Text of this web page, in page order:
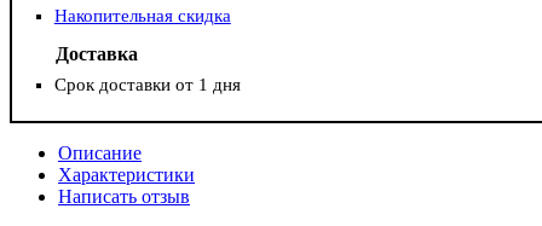
Накопительная скидка
Доставка
Срок доставки от 1 дня
Описание
Характеристики
Написать отзыв